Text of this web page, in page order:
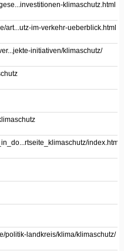
klimaschutz.html
art...utz-im-verkehr-ueberblick.html
initiativen/klimaschutz/
index.html
politik-landkreis/klima/klimaschutz/